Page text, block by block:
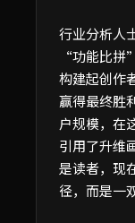
行业分析人
“功能比
构建起创作
赢得最终胜
户规模，在
引用了升维
是读者，现
径，而是一